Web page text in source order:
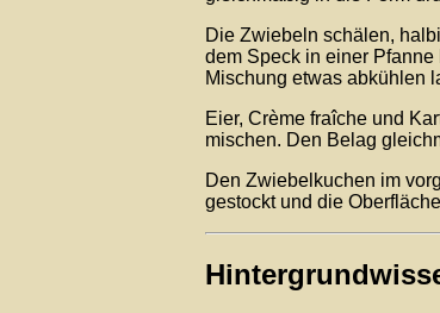
Die Zwiebeln schälen,
dem Speck in einer
Mischung etwas abkühlen
Eier, Crème fraîche und
mischen. Den Belag
Den Zwiebelkuchen im
gestockt und die